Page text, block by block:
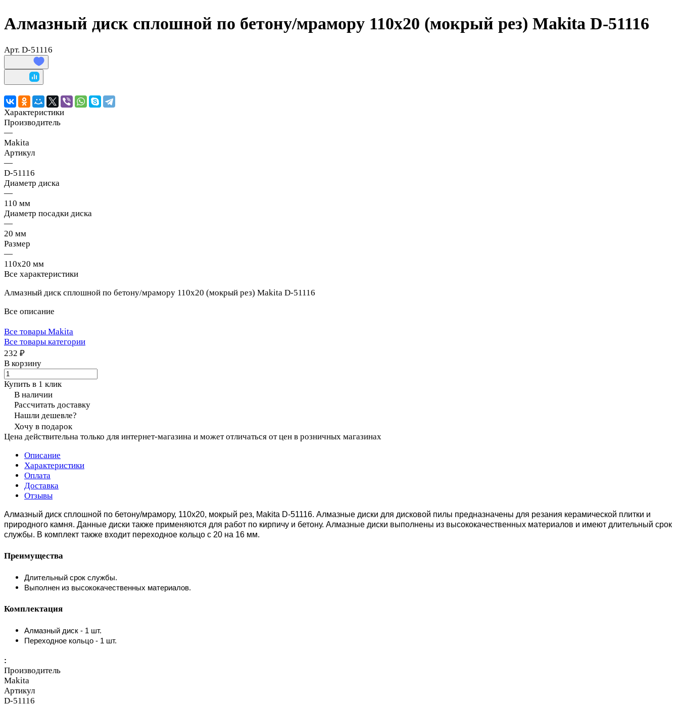
Алмазный диск сплошной по бетону/мрамору 110x20 (мокрый рез) Makita D-51116
Арт. D-51116
Характеристики
Производитель
—
Makita
Артикул
—
D-51116
Диаметр диска
—
110 мм
Диаметр посадки диска
—
20 мм
Размер
—
110x20 мм
Все характеристики
Алмазный диск сплошной по бетону/мрамору 110x20 (мокрый рез) Makita D-51116
Все описание
Все товары Makita
Все товары категории
232 ₽
В корзину
Купить в 1 клик
В наличии
Рассчитать доставку
Нашли дешевле?
Хочу в подарок
Цена действительна только для интернет-магазина и может отличаться от цен в розничных магазинах
Описание
Характеристики
Оплата
Доставка
Отзывы
Алмазный диск сплошной по бетону/мрамору, 110x20, мокрый рез, Makita D-51116. Алмазные диски для дисковой пилы предназначены для резания керамической плитки и
природного камня. Данные диски также применяются для работ по кирпичу и бетону. Алмазные диски выполнены из высококачественных материалов и имеют длительный срок
службы. В комплект также входит переходное кольцо с 20 на 16 мм.
Преимущества
Длительный срок службы.
Выполнен из высококачественных материалов.
Комплектация
Алмазный диск - 1 шт.
Переходное кольцо - 1 шт.
:
Производитель
Makita
Артикул
D-51116